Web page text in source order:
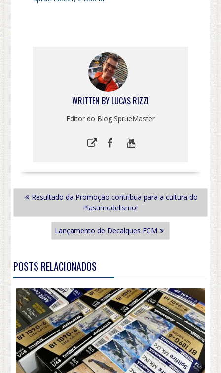
WRITTEN BY LUCAS RIZZI
Editor do Blog SprueMaster
NAVEGAÇÃO
POST
Resultado da Promoção contribua para a cultura do
Plastimodelismo!
Lançamento de Decalques FCM
POSTS RELACIONADOS